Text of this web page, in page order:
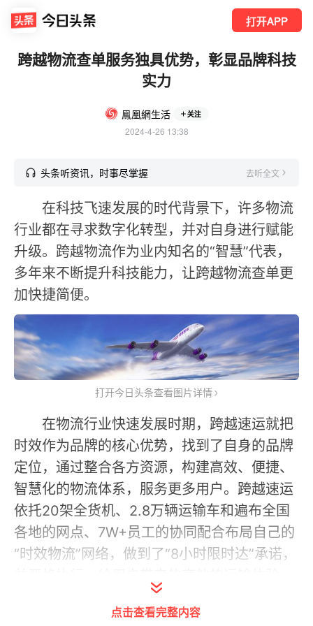
打开APP
跨越物流查单服务独具优势，彰显品牌科技
实力
鳯凰網生活 关注
2024-4-26 13:38
头条听资讯，时事尽掌握 去听全文
在科技飞速发展的时代背景下，许多物流
行业都在寻求数字化转型，并对自身进行赋能
升级。跨越物流作为业内知名的“智慧”代表，
多年来不断提升科技能力，让跨越物流查单更
加快捷简便。
打开今日头条查看图片详情
在物流行业快速发展时期，跨越速运就把
时效作为品牌的核心优势，找到了自身的品牌
定位，通过整合各方资源，构建高效、便捷、
智慧化的物流体系，服务更多用户。跨越速运
依托20架全货机、2.8万辆运输车和遍布全国
各地的网点、7W+员工的协同配合布局自己的
“时效物流”网络，做到了“8小时限时达”承诺，
点击查看完整内容